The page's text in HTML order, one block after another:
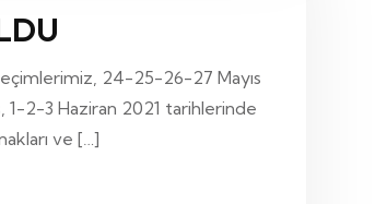
24-25-26-27 Mayıs
1-2-3 Haziran 2021 tarihlerinde
ve […]